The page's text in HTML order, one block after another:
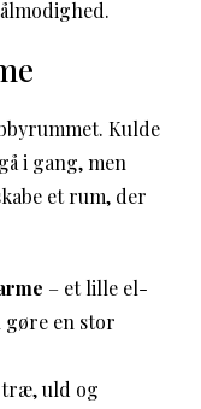
Kulde
i gang, men
et rum, der
– et lille el-
en stor
træ, uld og